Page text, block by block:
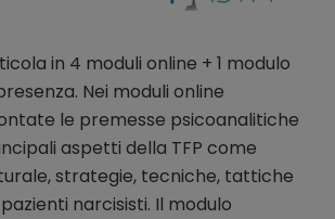
in 4 moduli online + 1 modulo
Nei moduli online
le premesse psicoanalitiche
aspetti della TFP come
strategie, tecniche, tattiche
narcisisti. Il modulo